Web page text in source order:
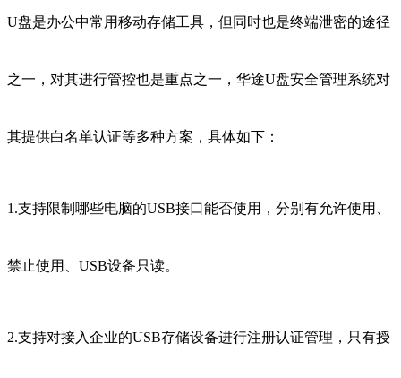
U盘是办公中常用移动存储工具，但同时也是终端泄密的途径
之一，对其进行管控也是重点之一，华途U盘安全管理系统对
其提供白名单认证等多种方案，具体如下：
1.支持限制哪些电脑的USB接口能否使用，分别有允许使用、
禁止使用、USB设备只读。
2.支持对接入企业的USB存储设备进行注册认证管理，只有授